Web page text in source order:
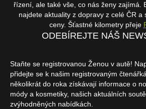
řízení, ale také vše, co nás ženy zajímá.
najdete aktuality z dopravy z celé ČR a
ceny. Šťastné kilometry přeje
ODEBÍREJTE NÁŠ
Staňte se registrovanou Ženou v autě!
přidejte se k našim registrovaným
několikrát do roka získávají informace o
módy a kosmetiky, našich aktuálních
zvýhodněných nabídkách.